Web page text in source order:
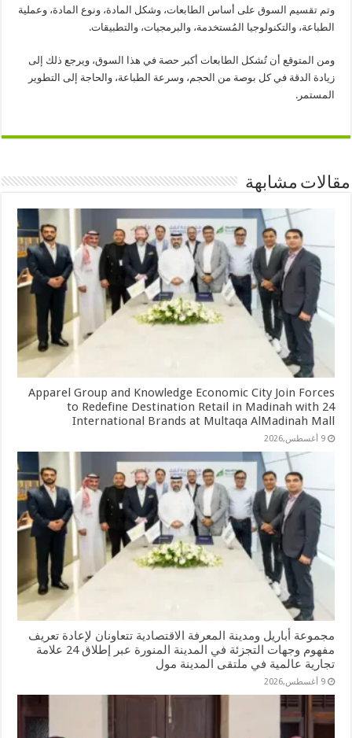
وتم تقسيم السوق على أساس الطابعات، وشكل المادة، ونوع المادة، وعملية
الطباعة، والتكنولوجيا المُستخدمة، والبرمجيات، والتطبيقات.
ومن المتوقع أن تُشكل الطابعات أكبر حصة في هذا السوق، ويرجع ذلك إلى
زيادة الدقة في كل بوصة من الحجم، وسرعة الطباعة، والحاجة إلى التطوير
المستمر.
مقالات مشابهة
Apparel Group and Knowledge Economic City Join Forces
to Redefine Destination Retail in Madinah with 24
International Brands at Multaqa AlMadinah Mall
9 أغسطس,2026
مجموعة أباريل ومدينة المعرفة الاقتصادية تتعاونان لإعادة تعريف
مفهوم وجهات التجزئة في المدينة المنورة عبر إطلاق 24 علامة
تجارية عالمية في ملتقى المدينة مول
9 أغسطس,2026